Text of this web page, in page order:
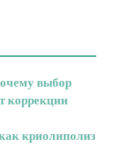
выбор
коррекции
криолиполиз